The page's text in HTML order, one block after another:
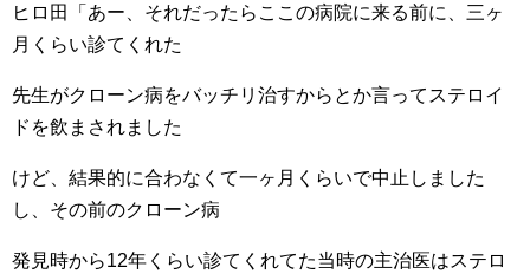
ヒロ田「あー、それだったらここの病院に来る前に、三ヶ
月くらい診てくれた
先生がクローン病をバッチリ治すからとか言ってステロイ
ドを飲まされました
けど、結果的に合わなくて一ヶ月くらいで中止しました
し、その前のクローン病
発見時から12年くらい診てくれてた当時の主治医はステロ